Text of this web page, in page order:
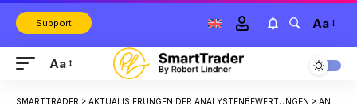
Support Aa
Aa
SMARTTRADER > AKTUALISIERUNGEN DER ANALYSTENBEWERTUNGEN > ANALYSTEN-UPDATES: AIRBNB